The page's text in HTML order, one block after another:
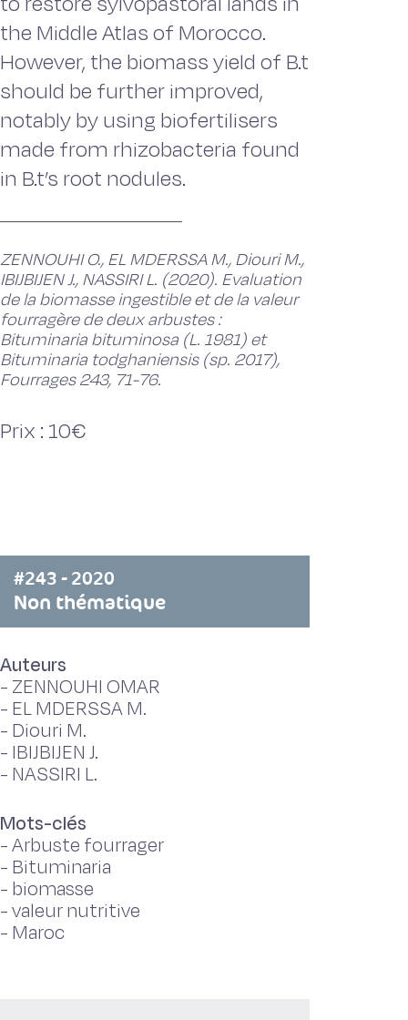
the Middle Atlas of Morocco.
However, the biomass yield of B.t
should be further improved,
notably by using biofertilisers
made from rhizobacteria found
in B.t’s root nodules.
ZENNOUHI O., EL MDERSSA M., Diouri M.,
IBIJBIJEN J., NASSIRI L. (2020). Evaluation
de la biomasse ingestible et de la valeur
fourragère de deux arbustes :
Bituminaria bituminosa (L. 1981) et
Bituminaria todghaniensis (sp. 2017),
Fourrages 243, 71-76.
Prix : 10€
#243 - 2020
Non thématique
Auteurs
- ZENNOUHI OMAR
- EL MDERSSA M.
- Diouri M.
- IBIJBIJEN J.
- NASSIRI L.
Mots-clés
-Arbuste fourrager
- Bituminaria
- biomasse
-valeur nutritive
- Maroc